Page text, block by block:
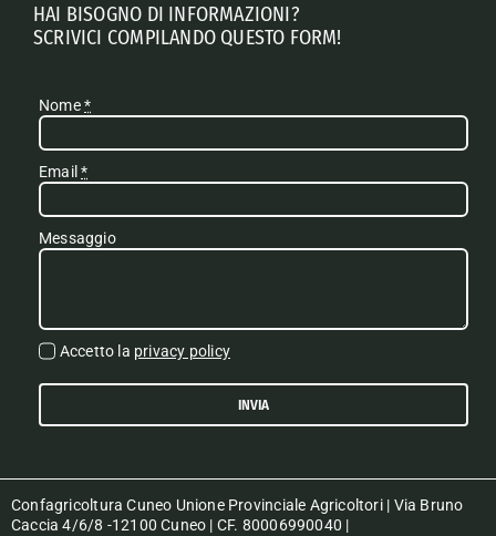
HAI BISOGNO DI INFORMAZIONI?
SCRIVICI COMPILANDO QUESTO FORM!
Nome*
Email*
Messaggio
Accetto la privacy policy
INVIA
Confagricoltura Cuneo Unione Provinciale Agricoltori | Via Bruno
Caccia 4/6/8 -12100 Cuneo | CF. 80006990040 |